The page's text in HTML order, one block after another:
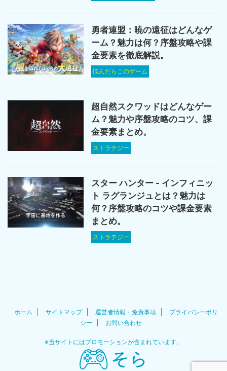
勇者連盟：暁の遠征はどんなゲ
ーム？魅力は何？序盤攻略や課
金要素を徹底解説。
悩んだらこのゲーム
超自然スクワッドはどんなゲー
ム？魅力や序盤攻略のコツ、課
金要素まとめ。
ストラテジー
スター ハンター - インフィニッ
ト ラグランジュとは？魅力は
何？序盤攻略のコツや課金要素
まとめ。
ストラテジー
ホーム サイトマップ 運営者情報・免責事項
プライバシーポリ
シー
お問い合わせ
※当サイトにはプロモーションが含まれています。